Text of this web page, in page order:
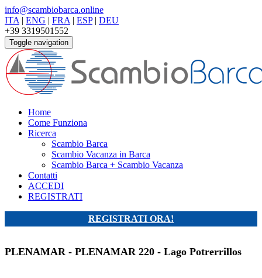
info@scambiobarca.online
ITA | ENG | FRA | ESP| DEU
+39 3319501552
Toggle navigation
Home
Come Funziona
Ricerca
Scambio Barca
Scambio Vacanza in Barca
Scambio Barca + Scambio Vacanza
Contatti
ACCEDI
REGISTRATI
REGISTRATI ORA!
PLENAMAR - PLENAMAR 220 - Lago Potrerrillos